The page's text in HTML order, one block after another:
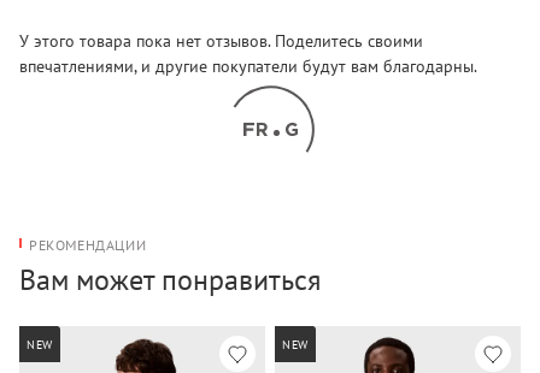
У этого товара пока нет отзывов. Поделитесь своими
впечатлениями, и другие покупатели будут вам благодарны.
РЕКОМЕНДАЦИИ
Вам может понравиться
NEW NEW